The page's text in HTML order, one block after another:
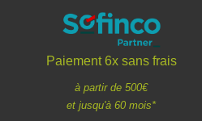
Paiement 6x sans frais
à partir de 500€
et jusqu'à 60 mois*